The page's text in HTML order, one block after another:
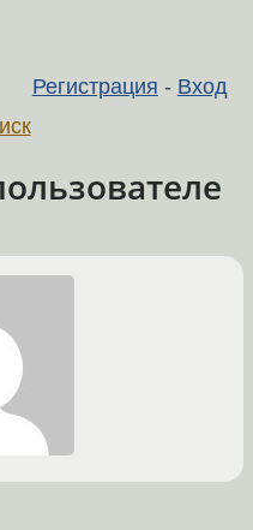
Регистрация - Вход